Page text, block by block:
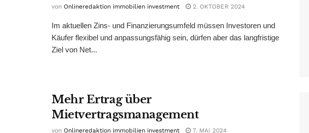
von Onlineredaktion immobilien investment 2. OKTOBER 2024
Im aktuellen Zins- und Finanzierungsumfeld müssen Investoren und
Käufer flexibel und anpassungsfähig sein, dürfen aber das langfristige
Ziel von Net...
Mehr Ertrag über
Mietvertragsmanagement
von Onlineredaktion immobilien investment 7. MAI 2024